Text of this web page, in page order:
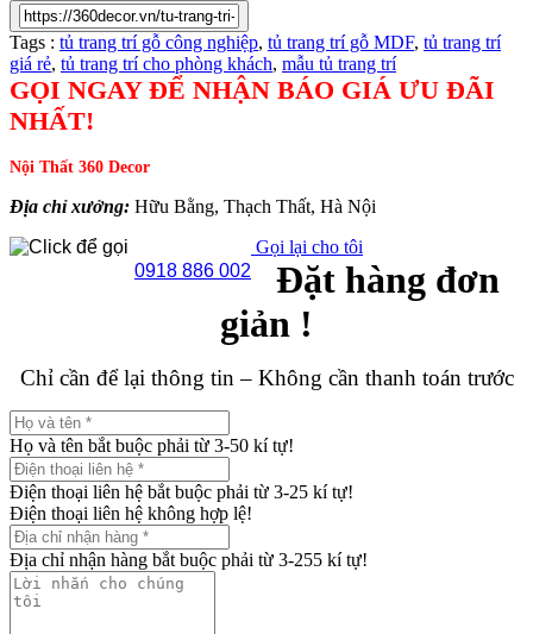
Tags : tủ trang trí gỗ công nghiệp, tủ trang trí gỗ MDF, tủ trang trí
giá rẻ, tủ trang trí cho phòng khách, mẫu tủ trang trí
GỌI NGAY ĐỂ NHẬN BÁO GIÁ ƯU ĐÃI
NHẤT!
Nội Thất 360 Decor
Địa chỉ xưởng: Hữu Bằng, Thạch Thất, Hà Nội
0918 886 002
Gọi lại cho tôi
Đặt hàng đơn
giản !
Chỉ cần để lại thông tin – Không cần thanh toán trước
Họ và tên bắt buộc phải từ 3-50 kí tự!
Điện thoại liên hệ bắt buộc phải từ 3-25 kí tự!
Điện thoại liên hệ không hợp lệ!
Địa chỉ nhận hàng bắt buộc phải từ 3-255 kí tự!